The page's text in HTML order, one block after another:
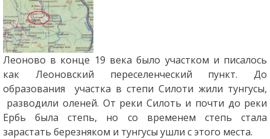
Леоново в конце 19 века было участком и писалось
как Леоновский переселенческий пункт. До
образования участка в степи Силоти жили тунгусы,
разводили оленей. От реки Силоть и почти до реки
Ербь была степь, но со временем степь стала
зарастать березняком и тунгусы ушли с этого места.